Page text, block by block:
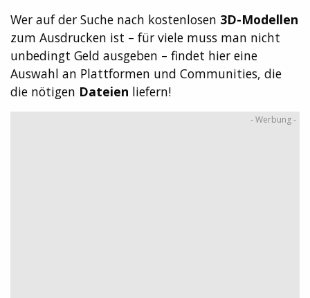
Wer auf der Suche nach kostenlosen 3D-Modellen
zum Ausdrucken ist – für viele muss man nicht
unbedingt Geld ausgeben – findet hier eine
Auswahl an Plattformen und Communities, die
die nötigen Dateien liefern!